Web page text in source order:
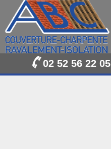
02 52 56 22 05